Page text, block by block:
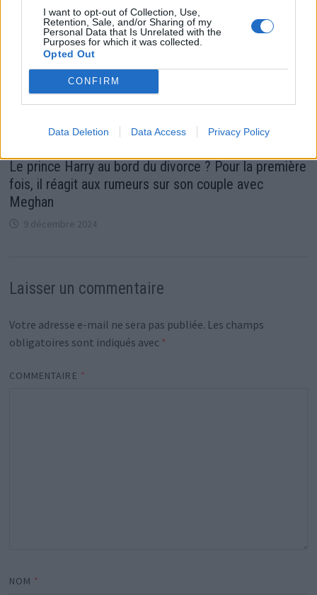
I want to opt-out of Collection, Use,
Retention, Sale, and/or Sharing of my
Personal Data that Is Unrelated with the
Purposes for which it was collected.
Opted Out
CONFIRM
Data Deletion Data Access Privacy Policy
Le prince Harry au bord du divorce ? Pour la première
fois, il réagit aux rumeurs sur son couple avec
Meghan
9 décembre 2024
Laisser un commentaire
Votre adresse e-mail ne sera pas publiée. Les champs
obligatoires sont indiqués avec *
COMMENTAIRE *
NOM *